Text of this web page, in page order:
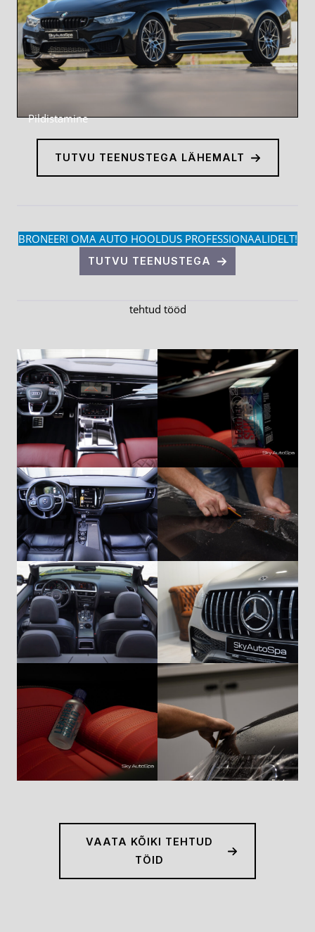
Pildistamine
TUTVU TEENUSTEGA LÄHEMALT
BRONEERI OMA AUTO HOOLDUS PROFESSIONAALIDELT!
TUTVU TEENUSTEGA
tehtud tööd
VAATA KÕIKI TEHTUD
TÖID